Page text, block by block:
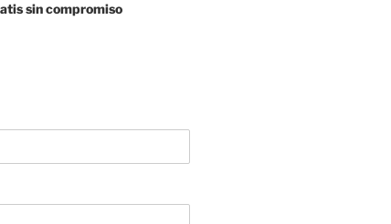
sin compromiso